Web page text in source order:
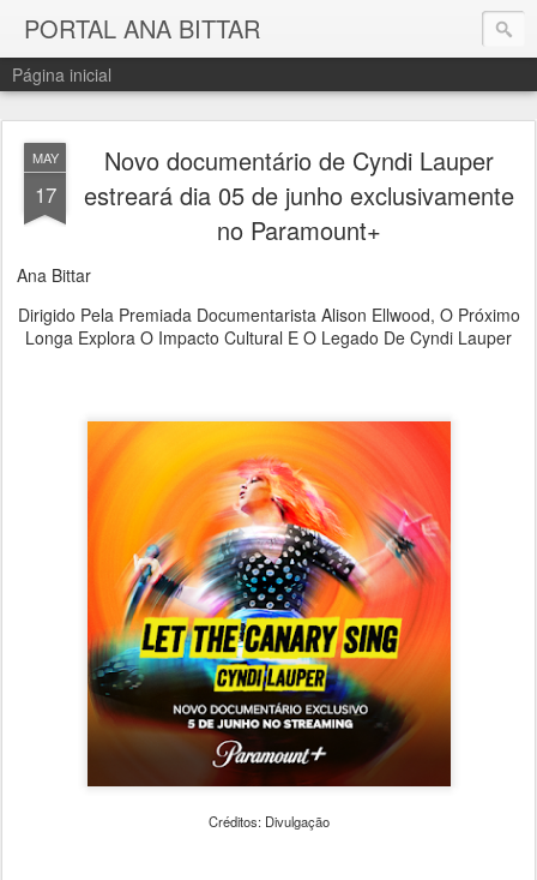
PORTAL ANA BITTAR
Página inicial
MAY
17
Novo documentário de Cyndi Lauper
estreará dia 05 de junho exclusivamente
no Paramount+
Ana Bittar
Dirigido Pela Premiada Documentarista Alison Ellwood, O Próximo
Longa Explora O Impacto Cultural E O Legado De Cyndi Lauper
Créditos: Divulgação